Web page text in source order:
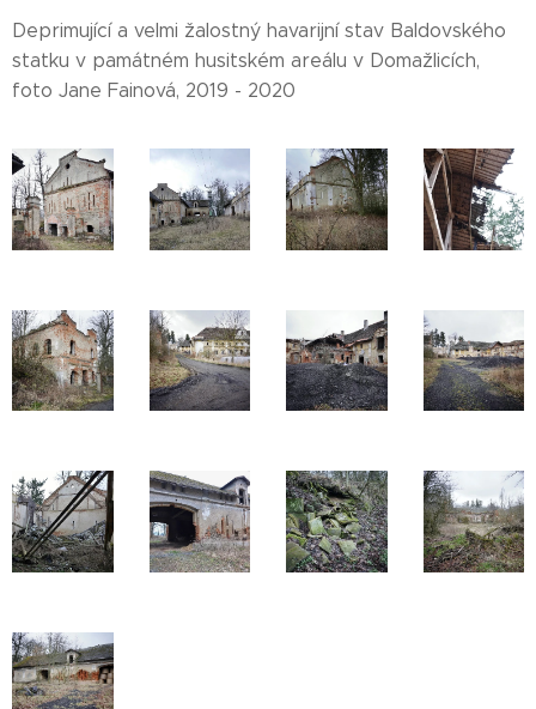
Deprimující a velmi žalostný havarijní stav Baldovského
statku v památném husitském areálu v Domažlicích,
foto Jane Fainová, 2019 - 2020